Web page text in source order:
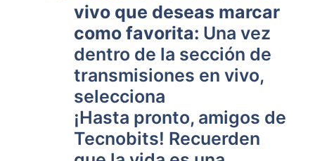
vivo que deseas marcar
como favorita: Una vez
dentro de la sección de
transmisiones en vivo,
selecciona
¡Hasta pronto, amigos de
Tecnobits! Recuerden